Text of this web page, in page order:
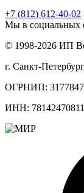
+7 (812) 612-40-02
Мы в социальных
© 1998-2026 ИП
г. Санкт-
ОГРНИП:
ИНН: